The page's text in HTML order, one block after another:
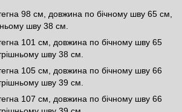
98 см, довжина по бічному шву 65 см,
шву 38 см.
101 см, довжина по бічному шву 65
шву 38 см.
105 см, довжина по бічному шву 66
шву 39 см.
107 см, довжина по бічному шву 66